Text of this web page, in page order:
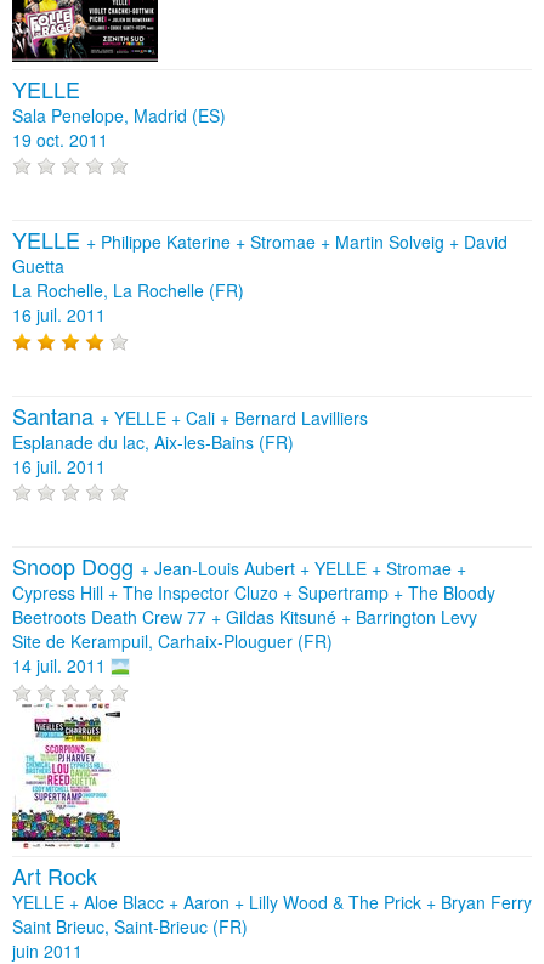
YELLE
Sala Penelope, Madrid (ES)
19 oct. 2011
YELLE + Philippe Katerine + Stromae + Martin Solveig + David
Guetta
La Rochelle, La Rochelle (FR)
16 juil. 2011
Santana + YELLE + Cali + Bernard Lavilliers
Esplanade du lac, Aix-les-Bains (FR)
16 juil. 2011
Snoop Dogg + Jean-Louis Aubert + YELLE + Stromae +
Cypress Hill + The Inspector Cluzo + Supertramp + The Bloody
Beetroots Death Crew 77 + Gildas Kitsuné + Barrington Levy
Site de Kerampuil, Carhaix-Plouguer (FR)
14 juil. 2011
Art Rock
YELLE + Aloe Blacc + Aaron + Lilly Wood & The Prick + Bryan Ferry
Saint Brieuc, Saint-Brieuc (FR)
juin 2011